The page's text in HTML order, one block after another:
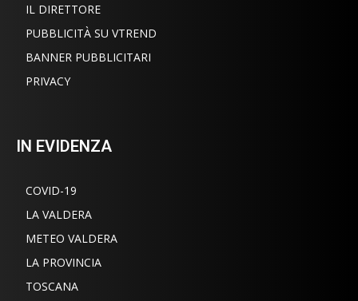
IL DIRETTORE
PUBBLICITÀ SU VTREND
BANNER PUBBLICITARI
PRIVACY
IN EVIDENZA
COVID-19
LA VALDERA
METEO VALDERA
LA PROVINCIA
TOSCANA